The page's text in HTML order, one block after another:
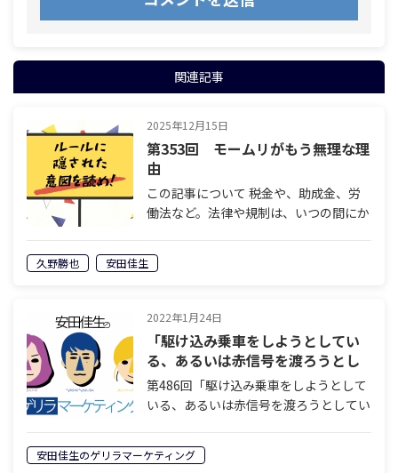
関連記事
2025年12月15日
第353回 モームリがもう無理な理
由
この記事について 税金や、助成金、労
働法など。法律や規制は、いつの間にか
請などではないのです。そこには明確な
意図があります。誰が、どのような意図
いる…
久野勝也 安田佳生
2022年1月24日
「駆け込み乗車をしようとしてい
る、あるいは赤信号を渡ろうとし
ているそこのあなたへ」【読む
Podcast | ゲリラマーケティング】
第486回「駆け込み乗車をしようとして
いる、あるいは赤信号を渡ろうとしてい
もっと大事なことがあります。 栃尾 こ
んにちは。安田佳生のゲリラマーケティ
安田佳生のゲリラマーケティング